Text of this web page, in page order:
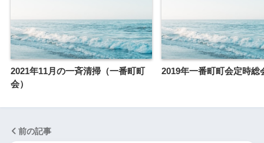
2021年11月の一斉清掃（一番町町
会）
2019年一番町町会定時総
前の記事